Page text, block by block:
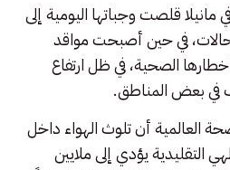
مانيلا قلصت وجباتها اليومية إلى
في حين أصبحت مواقد
الصحية، في ظل ارتفاع
في بعض المناطق.
العالمية أن تلوث الهواء داخل
التقليدية يؤدي إلى ملايين